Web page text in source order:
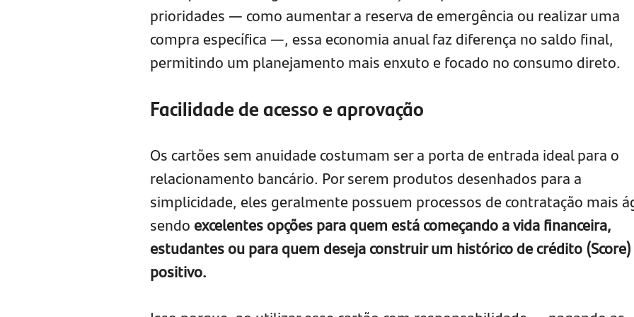
prioridades — como aumentar a reserva de emergência ou realizar uma
compra específica —, essa economia anual faz diferença no saldo final,
permitindo um planejamento mais enxuto e focado no consumo direto.
Facilidade de acesso e aprovação
Os cartões sem anuidade costumam ser a porta de entrada ideal para o
relacionamento bancário. Por serem produtos desenhados para a
simplicidade, eles geralmente possuem processos de contratação mais
sendoexcelentes opções para quem está começando a vida financeira,
estudantes ou para quem deseja construir um histórico de crédito (Score)
positivo.